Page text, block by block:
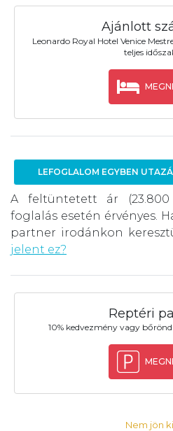
Ajánlott
Leonardo Royal Hotel Venice
teljes
LEFOGLALOM EGYBEN
A feltüntetett ár
foglalás esetén érvényes.
partner irodánkon
jelent ez?
Reptéri
10% kedvezmény vagy
Nem jön